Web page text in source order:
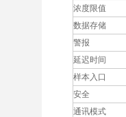
浓度限值
数据存储
警报
延迟时间
样本入口
安全
通讯模式